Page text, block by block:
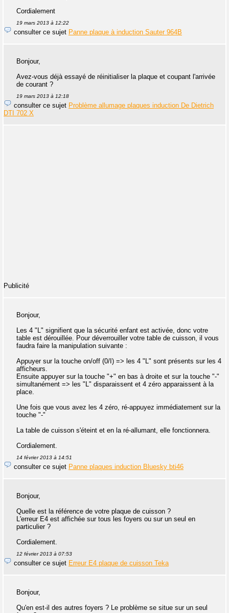
Cordialement
19 mars 2013 à 12:22
consulter ce sujet Panne plaque à induction Sauter 964B
Bonjour,
Avez-vous déjà essayé de réinitialiser la plaque et coupant l'arrivée
de courant ?
19 mars 2013 à 12:18
consulter ce sujet Problème allumage plaques induction De Dietrich
DTI 702 X
Publicité
Bonjour,
Les 4 "L" signifient que la sécurité enfant est activée, donc votre
table est dérouillée. Pour déverrouiller votre table de cuisson, il vous
faudra faire la manipulation suivante :
Appuyer sur la touche on/off (0/I) => les 4 "L" sont présents sur les 4
afficheurs.
Ensuite appuyer sur la touche "+" en bas à droite et sur la touche "-"
simultanément => les "L" disparaissent et 4 zéro apparaissent à la
place.
Une fois que vous avez les 4 zéro, ré-appuyez immédiatement sur la
touche "-"
La table de cuisson s'éteint et en la ré-allumant, elle fonctionnera.
Cordialement.
14 février 2013 à 14:51
consulter ce sujet Panne plaques induction Bluesky bti46
Bonjour,
Quelle est la référence de votre plaque de cuisson ?
L'erreur E4 est affichée sur tous les foyers ou sur un seul en
particulier ?
Cordialement.
12 février 2013 à 07:53
consulter ce sujet Erreur E4 plaque de cuisson Teka
Bonjour,
Qu'en est-il des autres foyers ? Le problème se situe sur un seul